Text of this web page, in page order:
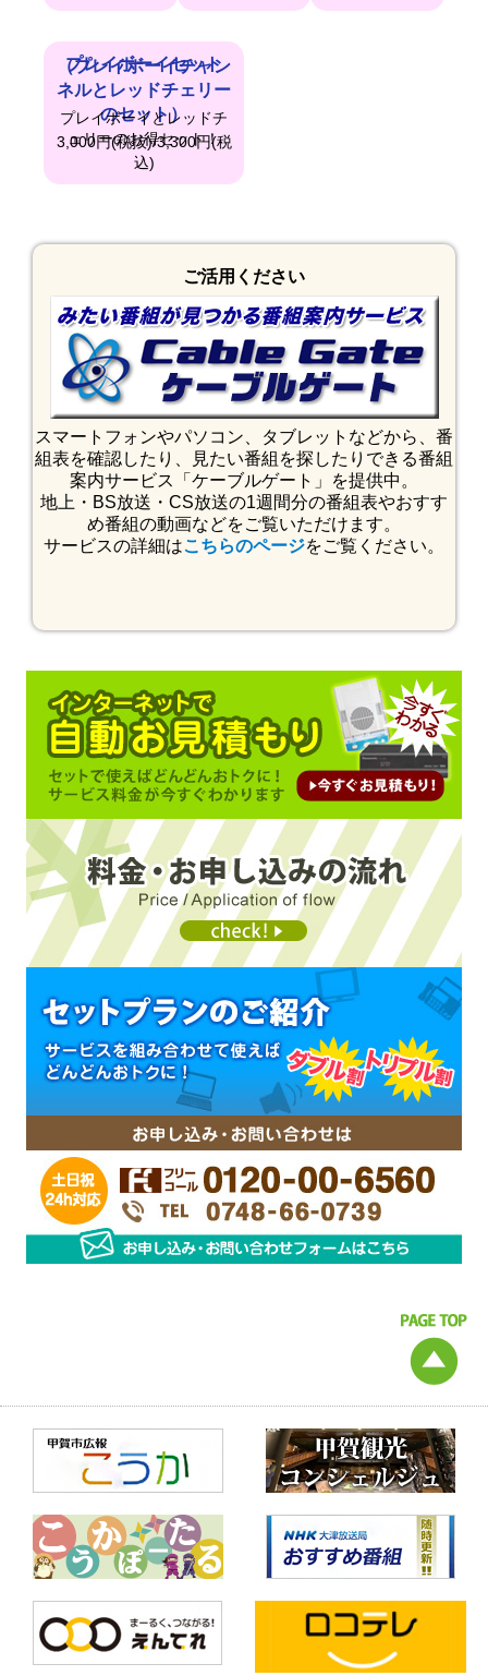
プレイボーイセット
（プレイボーイチャン
ネルとレッドチェリー
のセット）
プレイボーイとレッドチ
ェリーのお得セット！
3,000円(税抜)/3,300円(税
込)
ご活用ください
スマートフォンやパソコン、タブレットなどから、番
組表を確認したり、見たい番組を探したりできる番組
案内サービス「ケーブルゲート」を提供中。
地上・BS放送・CS放送の1週間分の番組表やおすす
め番組の動画などをご覧いただけます。
サービスの詳細はこちらのページをご覧ください。